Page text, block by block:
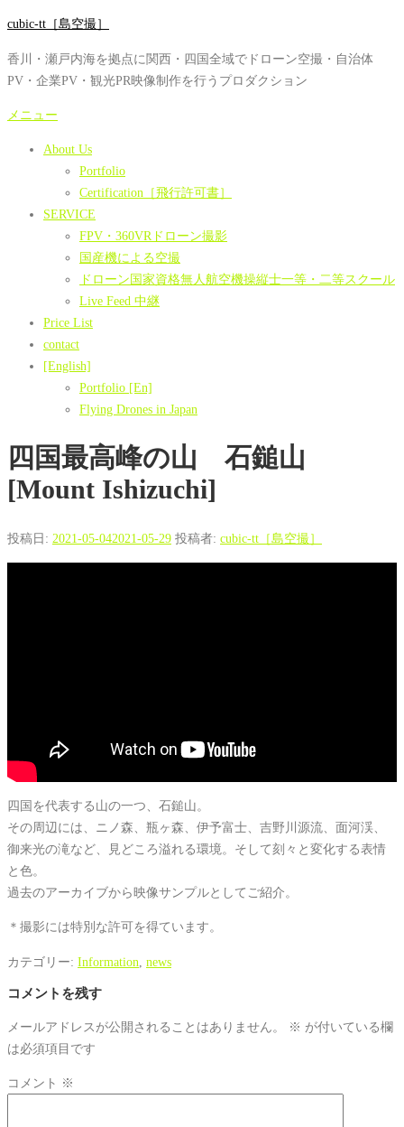
コ
テ
ン
ツ
cubic-tt［島空撮］
香川・瀬戸内海を拠点に関西・四国全域でドローン空撮・自治体
PV・企業PV・観光PR映像制作を行うプロダクション
メニュー
About Us
Portfolio
Certification［飛行許可書］
SERVICE
FPV・360VRドローン撮影
国産機による空撮
ドローン国家資格無人航空機操縦士一等・二等スクール
Live Feed 中継
Price List
contact
[English]
Portfolio [En]
Flying Drones in Japan
四国最高峰の山 石鎚山
[Mount Ishizuchi]
投稿日: 2021-05-042021-05-29 投稿者: cubic-tt［島空撮］
四国を代表する山の一つ、石鎚山。
その周辺には、ニノ森、瓶ヶ森、伊予富士、吉野川源流、面河渓、
御来光の滝など、見どころ溢れる環境。そして刻々と変化する表情
と色。
過去のアーカイブから映像サンプルとしてご紹介。
＊撮影には特別な許可を得ています。
カテゴリー: Information news
コメントを残す
メールアドレスが公開されることはありません。 ※ が付いている欄
は必須項目です
コメント ※